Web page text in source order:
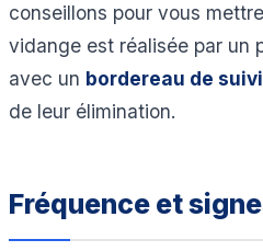
conseillons pour vous
vidange est réalisée par un
avec un bordereau de
de leur élimination.
Fréquence et